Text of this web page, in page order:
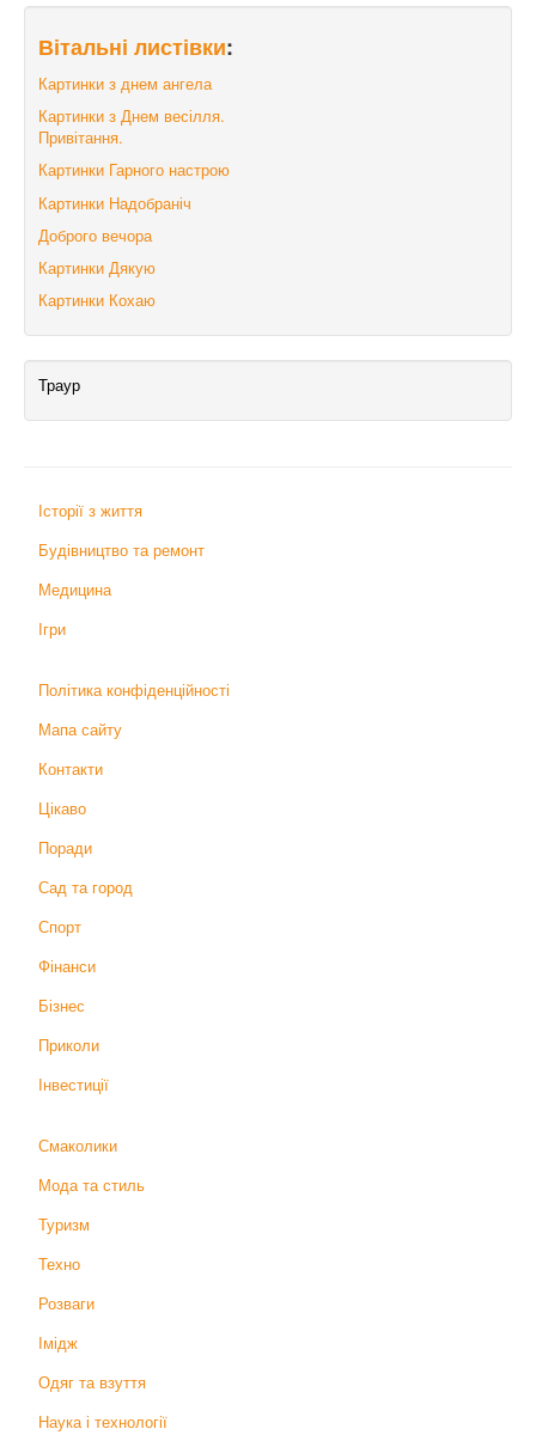
Вітальні листівки:
Картинки з днем ангела
Картинки з Днем весілля.
Привітання.
Картинки Гарного настрою
Картинки Надобраніч
Доброго вечора
Картинки Дякую
Картинки Кохаю
Траур
Історії з життя
Будівництво та ремонт
Медицина
Ігри
Політика конфіденційності
Мапа сайту
Контакти
Цікаво
Поради
Сад та город
Спорт
Фінанси
Бізнес
Приколи
Інвестиції
Смаколики
Мода та стиль
Туризм
Техно
Розваги
Імідж
Одяг та взуття
Наука і технології